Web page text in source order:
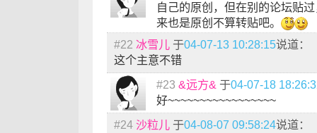
自己的原创，但在别的论坛贴
来也是原创不算转贴吧。
#22 冰雪儿 于04-07-13 10:28:15说道：
这个主意不错
#23 &远方& 于04-07-18
好~~~~~~~~~~~~~~~~~
#24 沙粒儿 于04-08-07 09:58:24说道：